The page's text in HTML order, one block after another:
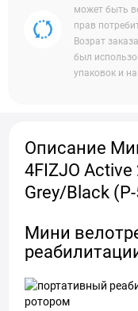
может быть
прав
Возрат
был
упаковок и
Описание
4FIZJO Active
Grey/Black
Мини